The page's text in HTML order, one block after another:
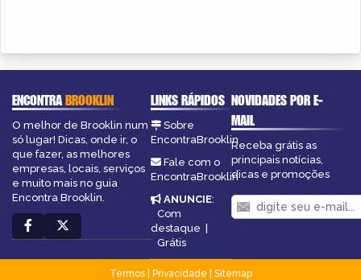
ENCONTRABROOKLIN
O melhor de Brooklin num
só lugar! Dicas, onde ir, o
que fazer, as melhores
empresas, locais, serviços
e muito mais no guia
Encontra Brooklin.
LINKS RÁPIDOS
Sobre
EncontraBrooklin
Fale com o
EncontraBrooklin
ANUNCIE:
Com
destaque |
Grátis
NOVIDADES POR E-
MAIL
Receba grátis as
principais notícias,
dicas e promoções
Termos| Privacidade
Sitemap